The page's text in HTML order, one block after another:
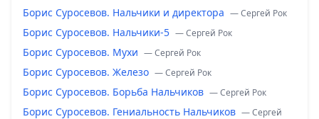
Борис Суросевов. Нальчики и директора — Сергей Рок
Борис Суросевов. Нальчики-5 — Сергей Рок
Борис Суросевов. Мухи — Сергей Рок
Борис Суросевов. Железо — Сергей Рок
Борис Суросевов. Борьба Нальчиков — Сергей Рок
Борис Суросевов. Гениальность Нальчиков — Сергей